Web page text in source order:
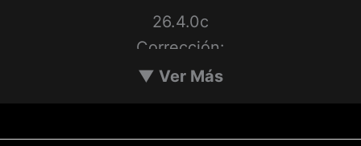
26.4.0c
Corrección:
– Floristería de Claire
▼ Ver Más